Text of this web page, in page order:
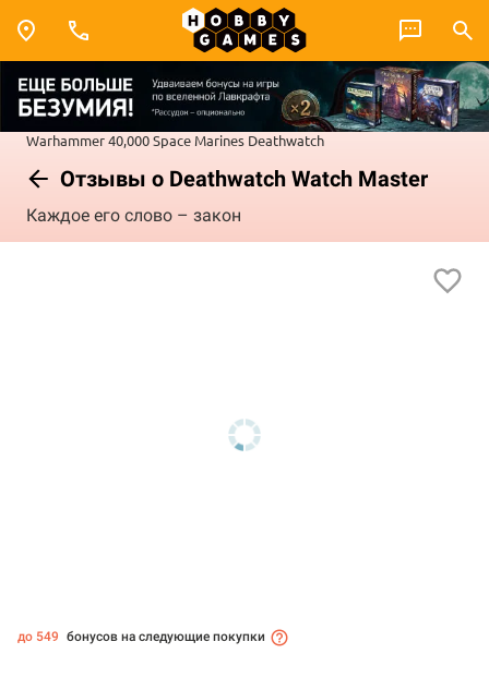
Warhammer 40,000Space Marines Deathwatch
Отзывы о Deathwatch Watch Master
Каждое его слово – закон
до 549 бонусов на следующие покупки